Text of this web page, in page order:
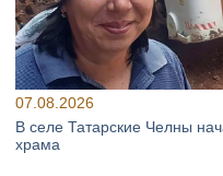
07.08.2026
В селе Татарские Челны
храма